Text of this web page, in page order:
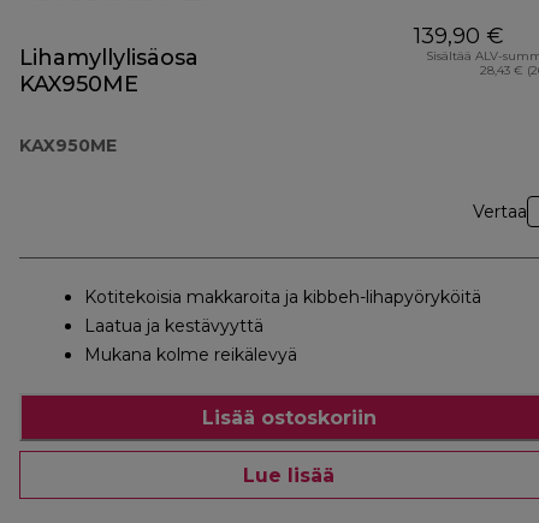
Lihamyllylisäosa
KAX950ME
KAX950ME
139,90 €
Sisältää ALV-
28,43 €
Vertaa
Kotitekoisia makkaroita ja kibbeh-lihapyöryköitä
Laatua ja kestävyyttä
Mukana kolme reikälevyä
Lisää ostoskoriin
Lue lisää